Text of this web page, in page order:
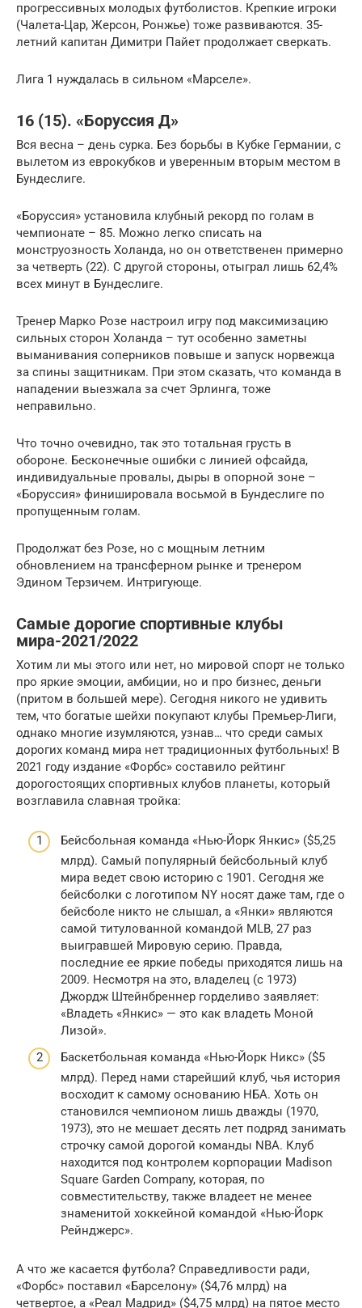
прогрессивных молодых футболистов. Крепкие игроки
(Чалета-Цар, Жерсон, Ронжье) тоже развиваются. 35-
летний капитан Димитри Пайет продолжает сверкать.
Лига 1 нуждалась в сильном «Марселе».
16 (15). «Боруссия Д»
Вся весна – день сурка. Без борьбы в Кубке Германии, с
вылетом из еврокубков и уверенным вторым местом в
Бундеслиге.
«Боруссия» установила клубный рекорд по голам в
чемпионате – 85. Можно легко списать на
монструозность Холанда, но он ответственен примерно
за четверть (22). С другой стороны, отыграл лишь 62,4%
всех минут в Бундеслиге.
Тренер Марко Розе настроил игру под максимизацию
сильных сторон Холанда – тут особенно заметны
выманивания соперников повыше и запуск норвежца
за спины защитникам. При этом сказать, что команда в
нападении выезжала за счет Эрлинга, тоже
неправильно.
Что точно очевидно, так это тотальная грусть в
обороне. Бесконечные ошибки с линией офсайда,
индивидуальные провалы, дыры в опорной зоне –
«Боруссия» финишировала восьмой в Бундеслиге по
пропущенным голам.
Продолжат без Розе, но с мощным летним
обновлением на трансферном рынке и тренером
Эдином Терзичем. Интригующе.
Самые дорогие спортивные клубы
мира-2021/2022
Хотим ли мы этого или нет, но мировой спорт не только
про яркие эмоции, амбиции, но и про бизнес, деньги
(притом в большей мере). Сегодня никого не удивить
тем, что богатые шейхи покупают клубы Премьер-Лиги,
однако многие изумляются, узнав… что среди самых
дорогих команд мира нет традиционных футбольных! В
2021 году издание «Форбс» составило рейтинг
дорогостоящих спортивных клубов планеты, который
возглавила славная тройка:
Бейсбольная команда «Нью-Йорк Янкис» ($5,25
млрд). Самый популярный бейсбольный клуб
мира ведет свою историю с 1901. Сегодня же
бейсболки с логотипом NY носят даже там, где о
бейсболе никто не слышал, а «Янки» являются
самой титулованной командой MLB, 27 раз
выигравшей Мировую серию. Правда,
последние ее яркие победы приходятся лишь на
2009. Несмотря на это, владелец (с 1973)
Джордж Штейнбреннер горделиво заявляет:
«Владеть «Янкис» — это как владеть Моной
Лизой».
Баскетбольная команда «Нью-Йорк Никс» ($5
млрд). Перед нами старейший клуб, чья история
восходит к самому основанию НБА. Хоть он
становился чемпионом лишь дважды (1970,
1973), это не мешает десять лет подряд занимать
строчку самой дорогой команды NBA. Клуб
находится под контролем корпорации Madison
Square Garden Company, которая, по
совместительству, также владеет не менее
знаменитой хоккейной командой «Нью-Йорк
Рейнджерс».
А что же касается футбола? Справедливости ради,
«Форбс» поставил «Барселону» ($4,76 млрд) на
четвертое, а «Реал Мадрид» ($4,75 млрд) на пятое место